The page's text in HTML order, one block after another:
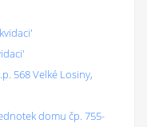
568 Velké Losiny,
domu čp. 755-